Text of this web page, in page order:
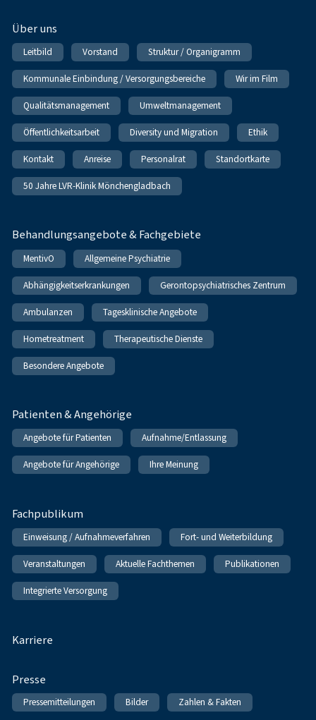
Über uns
Leitbild Vorstand Struktur / Organigramm
Kommunale Einbindung / Versorgungsbereiche Wir im Film
Qualitätsmanagement Umweltmanagement
Öffentlichkeitsarbeit Diversity und Migration Ethik
Kontakt Anreise Personalrat Standortkarte
50 Jahre LVR-Klinik Mönchengladbach
Behandlungsangebote & Fachgebiete
MentivO Allgemeine Psychiatrie
Abhängigkeitserkrankungen Gerontopsychiatrisches Zentrum
Ambulanzen Tagesklinische Angebote
Hometreatment Therapeutische Dienste
Besondere Angebote
Patienten & Angehörige
Angebote für Patienten Aufnahme/Entlassung
Angebote für Angehörige Ihre Meinung
Fachpublikum
Einweisung / Aufnahmeverfahren Fort- und Weiterbildung
Veranstaltungen Aktuelle Fachthemen Publikationen
Integrierte Versorgung
Karriere
Presse
Pressemitteilungen Bilder Zahlen & Fakten